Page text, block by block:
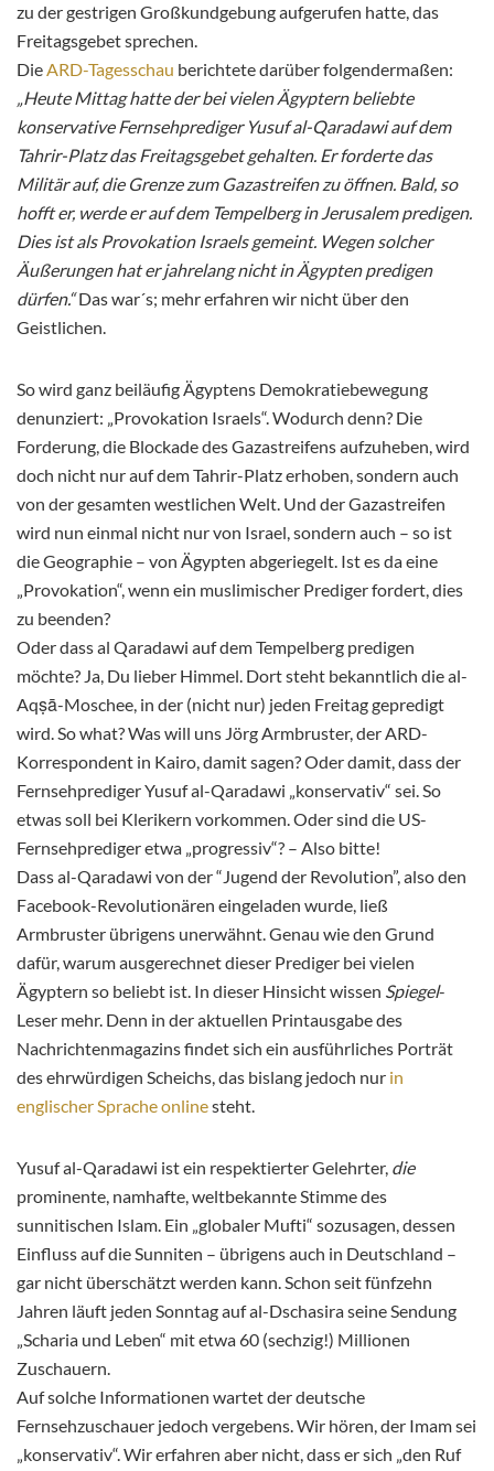
zu der gestrigen Großkundgebung aufgerufen hatte, das
Freitagsgebet sprechen.
DieARD-Tagesschau berichtete darüber folgendermaßen:
„Heute Mittag hatte der bei vielen Ägyptern beliebte
konservative Fernsehprediger Yusuf al-Qaradawi auf dem
Tahrir-Platz das Freitagsgebet gehalten. Er forderte das
Militär auf, die Grenze zum Gazastreifen zu öffnen. Bald, so
hofft er, werde er auf dem Tempelberg in Jerusalem predigen.
Dies ist als Provokation Israels gemeint. Wegen solcher
Äußerungen hat er jahrelang nicht in Ägypten predigen
dürfen.“Das war´s; mehr erfahren wir nicht über den
Geistlichen.
So wird ganz beiläufig Ägyptens Demokratiebewegung
denunziert: „Provokation Israels“. Wodurch denn? Die
Forderung, die Blockade des Gazastreifens aufzuheben, wird
doch nicht nur auf dem Tahrir-Platz erhoben, sondern auch
von der gesamten westlichen Welt. Und der Gazastreifen
wird nun einmal nicht nur von Israel, sondern auch – so ist
die Geographie – von Ägypten abgeriegelt. Ist es da eine
„Provokation“, wenn ein muslimischer Prediger fordert, dies
zu beenden?
Oder dass al Qaradawi auf dem Tempelberg predigen
möchte? Ja, Du lieber Himmel. Dort steht bekanntlich die al-
Aqṣā-Moschee, in der (nicht nur) jeden Freitag gepredigt
wird. So what? Was will uns Jörg Armbruster, der ARD-
Korrespondent in Kairo, damit sagen? Oder damit, dass der
Fernsehprediger Yusuf al-Qaradawi „konservativ“ sei. So
etwas soll bei Klerikern vorkommen. Oder sind die US-
Fernsehprediger etwa „progressiv“? – Also bitte!
Dass al-Qaradawi von der “Jugend der Revolution”, also den
Facebook-Revolutionären eingeladen wurde, ließ
Armbruster übrigens unerwähnt. Genau wie den Grund
dafür, warum ausgerechnet dieser Prediger bei vielen
Ägyptern so beliebt ist. In dieser Hinsicht wissen Spiegel-
Leser mehr. Denn in der aktuellen Printausgabe des
Nachrichtenmagazins findet sich ein ausführliches Porträt
des ehrwürdigen Scheichs, das bislang jedoch nur in
englischer Sprache onlinesteht.
Yusuf al-Qaradawi ist ein respektierter Gelehrter, die
prominente, namhafte, weltbekannte Stimme des
sunnitischen Islam. Ein „globaler Mufti“ sozusagen, dessen
Einfluss auf die Sunniten – übrigens auch in Deutschland –
gar nicht überschätzt werden kann. Schon seit fünfzehn
Jahren läuft jeden Sonntag auf al-Dschasira seine Sendung
„Scharia und Leben“ mit etwa 60 (sechzig!) Millionen
Zuschauern.
Auf solche Informationen wartet der deutsche
Fernsehzuschauer jedoch vergebens. Wir hören, der Imam sei
„konservativ“. Wir erfahren aber nicht, dass er sich „den Ruf